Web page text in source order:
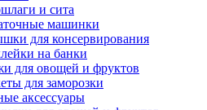
и сита
машинки
для консервирования
на банки
для овощей и фруктов
для заморозки
аксессуары